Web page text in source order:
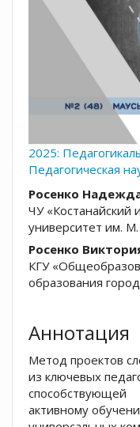
2025:
Педагогическая
Росенко
ЧУ «Костанайский
университет им.
Росенко
КГУ
образования
Аннотация
Метод проектов
из ключевых
способствующей
активному